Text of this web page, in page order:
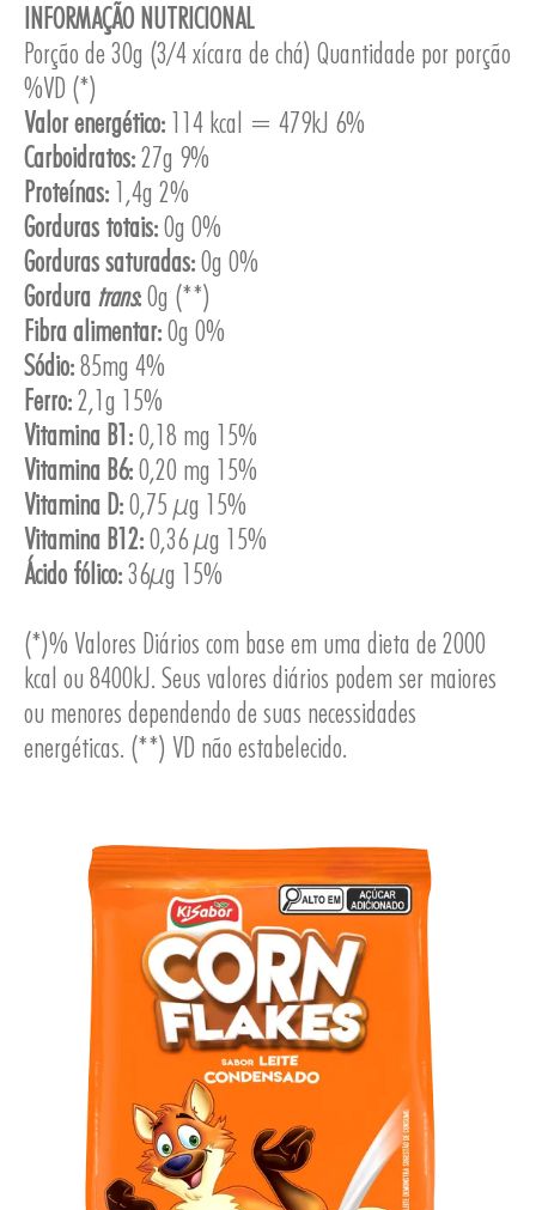
INFORMAÇÃO NUTRICIONAL
Porção de 30g (3/4 xícara de chá) Quantidade por porção
%VD (*)
Valor energético: 114 kcal = 479kJ 6%
Carboidratos:27g 9%
Proteínas: 1,4g 2%
Gorduras totais:0g 0%
Gorduras saturadas:0g 0%
Gordura trans:0g (**)
Fibra alimentar:0g 0%
Sódio:85mg 4%
Ferro:2,1g 15%
Vitamina B1:0,18 mg 15%
Vitamina B6:0,20 mg 15%
Vitamina D:0,75 µg 15%
Vitamina B12:0,36 µg 15%
Ácido fólico:36µg 15%
(*)% Valores Diários com base em uma dieta de 2000
kcal ou 8400kJ. Seus valores diários podem ser maiores
ou menores dependendo de suas necessidades
energéticas. (**) VD não estabelecido.